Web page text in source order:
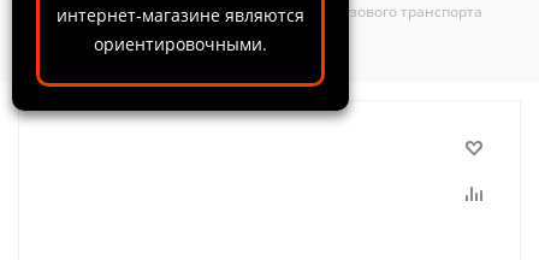
интернет-магазине являются
ориентировочными.
Окрасочно-сушильная камера для окраски грузового транспорта
GUANGLI GL10